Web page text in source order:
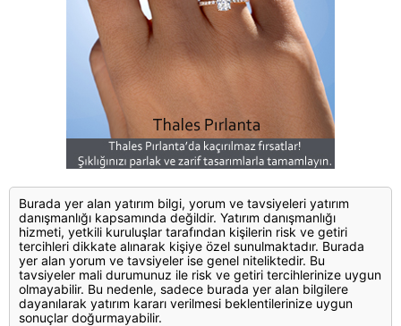
Burada yer alan yatırım bilgi, yorum ve tavsiyeleri yatırım
danışmanlığı kapsamında değildir. Yatırım danışmanlığı
hizmeti, yetkili kuruluşlar tarafından kişilerin risk ve getiri
tercihleri dikkate alınarak kişiye özel sunulmaktadır. Burada
yer alan yorum ve tavsiyeler ise genel niteliktedir. Bu
tavsiyeler mali durumunuz ile risk ve getiri tercihlerinize uygun
olmayabilir. Bu nedenle, sadece burada yer alan bilgilere
dayanılarak yatırım kararı verilmesi beklentilerinize uygun
sonuçlar doğurmayabilir.